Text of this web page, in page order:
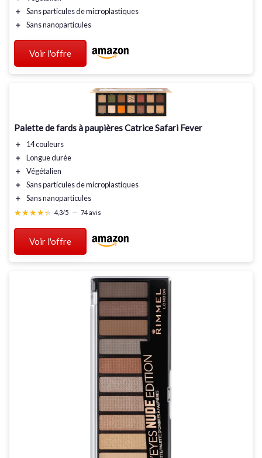
＋
Sans particules de microplastiques
＋
Sans nanoparticules
Voir l'offre
Palette de fards à paupières Catrice Safari Fever
＋
14 couleurs
＋
Longue durée
＋
Végétalien
＋
Sans particules de microplastiques
＋
Sans nanoparticules
★★★★★
★★★★★ 4,3/5 — 74 avis
Voir l'offre